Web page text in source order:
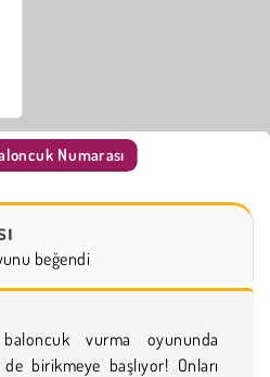
Numarası
beğendi
vurma oyununda
birikmeye başlıyor! Onları